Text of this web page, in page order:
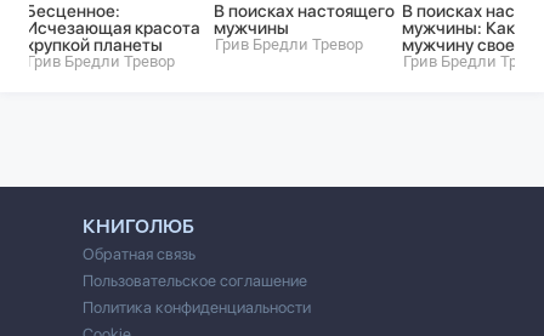
Бесценное:
Исчезающая красота
хрупкой планеты
Грив Бредли Тревор
В поисках настоящего
мужчины
Грив Бредли Тревор
В поисках
мужчины: Как
мужчину своей
Грив Бредли
КНИГОЛЮБ
Обратная связь
Пользовательское соглашение
Политика конфиденциальности